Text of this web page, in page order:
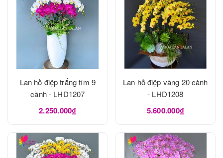
Lan hồ điệp trắng tím 9
cành - LHD1207
2.250.000₫
Lan hồ điệp vàng 20 cành
- LHD1208
5.600.000₫